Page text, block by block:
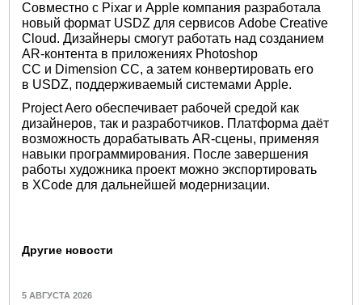
Совместно с Pixar и Apple компания разработала
новый формат USDZ для сервисов Adobe Creative
Cloud. Дизайнеры смогут работать над созданием
AR-контента в приложениях Photoshop
CC и Dimension CC, а затем конвертировать его
в USDZ, поддерживаемый системами Apple.
Project Aero обеспечивает рабочей средой как
дизайнеров, так и разработчиков. Платформа даёт
возможность дорабатывать AR-сцены, применяя
навыки программирования. После завершения
работы художника проект можно экспортировать
в XCode для дальнейшей модернизации.
Другие новости
5 АВГУСТА 2026